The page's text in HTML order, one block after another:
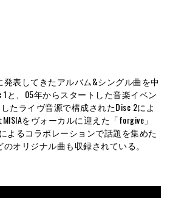
表してきたアルバム&シングル曲を中
と、05年からスタートした音楽イベン
したライヴ音源で構成されたDisc 2によ
をヴォーカルに迎えた「forgive」
よるコラボレーションで話題を集めた
オリジナル曲も収録されている。